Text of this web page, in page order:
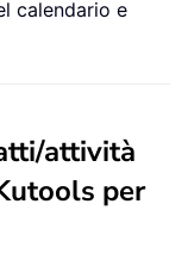
calendario e
attività
per